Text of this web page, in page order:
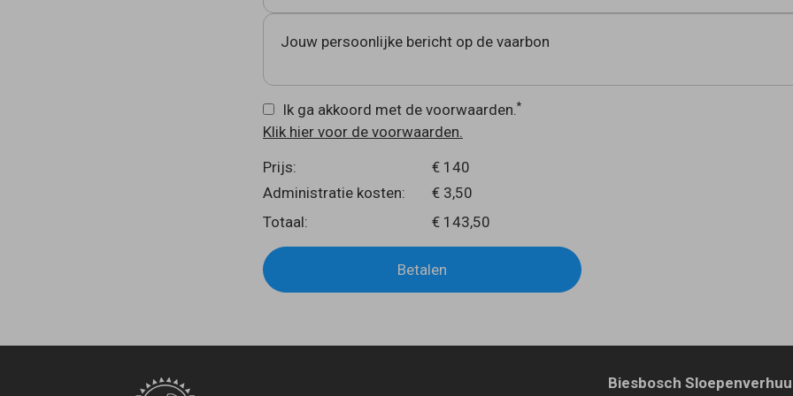
Jouw persoonlijke bericht op de vaarbon
Ik ga akkoord met de voorwaarden. *
Klik hier voor de voorwaarden.
Prijs:
€ 140
Administratie kosten:
€ 3,50
Totaal:
€ 143,50
Betalen
Biesbosch